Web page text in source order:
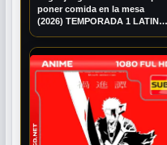
poner comida en la mesa
(2026) TEMPORADA 1 LATINO